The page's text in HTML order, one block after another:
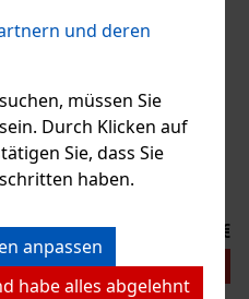
und deren
müssen Sie
Durch Klicken auf
Sie, dass Sie
haben.
anpassen
habe alles abgelehnt
wurde.
von Z
Bestellen
und
6.40 €
Bestellen